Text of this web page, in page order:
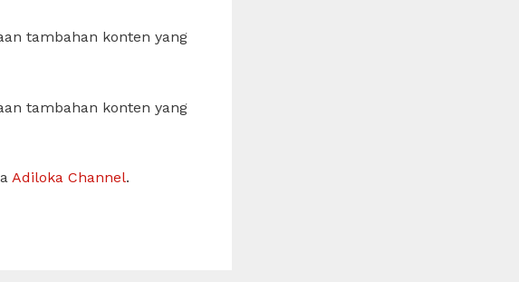
tambahan konten yang
tambahan konten yang
Adiloka Channel.